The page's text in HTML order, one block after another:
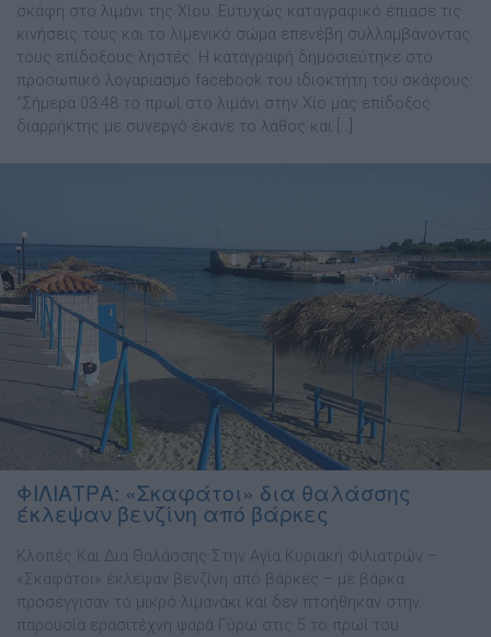
σκάφη στο λιμάνι της Χίου. Ευτυχώς καταγραφικό έπιασε τις
κινήσεις τους και το λιμενικό σώμα επενέβη συλλαμβάνοντας
τους επίδοξους ληστές. Η καταγραφή δημοσιεύτηκε στο
προσωπικό λογαριασμό facebook του ιδιοκτήτη του σκάφους:
“Σήμερα 03:48 το πρωί στο λιμάνι στην Χίο μας επίδοξος
διαρρήκτης με συνεργό έκανε το λάθος και […]
ΦΙΛΙΑΤΡΑ: «Σκαφάτοι» δια θαλάσσης
έκλεψαν βενζίνη από βάρκες
Κλοπές Και Δια Θαλάσσης Στην Αγία Κυριακή Φιλιατρών –
«Σκαφάτοι» έκλεψαν βενζίνη από βάρκες – με βάρκα
προσέγγισαν το μικρό λιμανάκι και δεν πτοήθηκαν στην
παρουσία ερασιτέχνη ψαρά Γύρω στις 5 το πρωί του